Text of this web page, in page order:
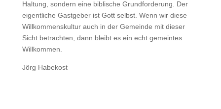
Haltung, sondern eine biblische Grundforderung. Der
eigentliche Gastgeber ist Gott selbst. Wenn wir diese
Willkommenskultur auch in der Gemeinde mit dieser
Sicht betrachten, dann bleibt es ein echt gemeintes
Willkommen.
Jörg Habekost